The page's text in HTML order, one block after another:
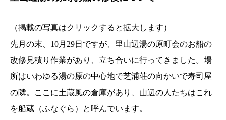
（掲載の写真はクリックすると拡大します）
先月の末、10月29日ですが、里山辺湯の原町会のお船の
改修見積り作業があり、立ち合いに行ってきました。場
所はいわゆる湯の原の中心地で芝浦荘の向かいで寿司屋
の隣。ここに土蔵風の倉庫があり、山辺の人たちはこれ
を船蔵（ふなぐら）と呼んでいます。